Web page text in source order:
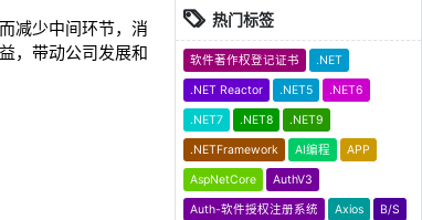
减少中间环节，消
，带动公司发展和
热门标签
软件著作权登记证书 .NET
.NET Reactor .NET5 .NET6
.NET7 .NET8 .NET9
.NETFramework AI编程 APP
AspNetCore AuthV3
Auth-软件授权注册系统 Axios B/S